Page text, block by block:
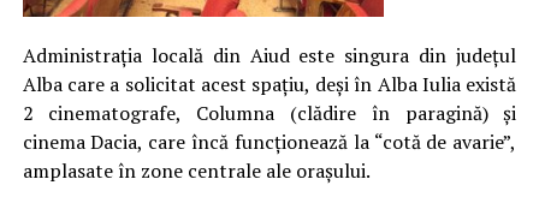
Administrația locală din Aiud este singura din județul
Alba care a solicitat acest spațiu, deși în Alba Iulia există
2 cinematografe, Columna (clădire în paragină) și
cinema Dacia, care încă funcționează la “cotă de avarie”,
amplasate în zone centrale ale orașului.